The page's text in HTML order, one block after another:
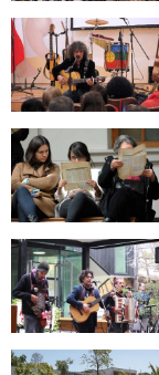
Zoom
Zoom
Zoom
Zoom